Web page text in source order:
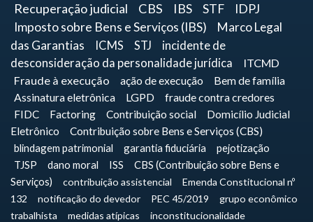
Recuperação judicial CBS IBS STF
IDPJ
Imposto sobre Bens e Serviços (IBS)
Marco Legal
das Garantias
ICMS STJ
incidente de
desconsideração da personalidade jurídica
ITCMD
Fraude à execução
ação de execução
Bem de família
Assinatura eletrônica
LGPD fraude contra credores
FIDC Factoring Contribuição social
Domicílio Judicial
Eletrônico
Contribuição sobre Bens e Serviços (CBS)
blindagem patrimonial
garantia fiduciária
pejotização
TJSP
dano moral ISS
CBS (Contribuição sobre Bens e
Serviços)
contribuição assistencial
Emenda Constitucional nº
132
notificação do devedor PEC 45/2019
grupo econômico
trabalhista
medidas atípicas
inconstitucionalidade